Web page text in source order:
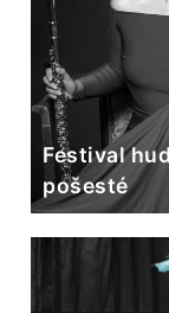
Festival
pošesté